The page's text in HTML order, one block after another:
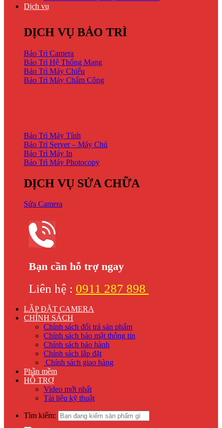
Dịch vụ
DỊCH VỤ BẢO TRÌ
Bảo Trì Camera
Bảo Trì Hệ Thống Mạng
Bảo Trì Máy Chiếu
Bảo Trì Máy Chấm Công
Bảo Trì Máy Tính
Bảo Trì Server – Máy Chủ
Bảo Trì Máy In
Bảo Trì Máy Photocopy
DỊCH VỤ SỬA CHỮA
Sửa Camera
Bạn cần hỗ trợ ngay
Liên hệ : 0911 287 898
LẮP ĐẶT CAMERA
CHÍNH SÁCH
Chính sách đổi trả sản phẩm
Chính sách bảo mật thông tin
Chính sách bảo hành
Chính sách lắp đặt
Chính sách giao hàng
Phần mềm
HỖ TRỢ
Video mới nhất
Tài liệu kỹ thuật
Tìm kiếm: